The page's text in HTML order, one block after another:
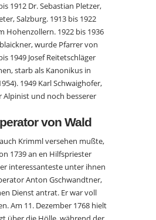
1912 Dr. Sebastian Pletzer,
Salzburg. 1913 bis 1922
Hohenzollern. 1922 bis 1936
wurde Pfarrer von
1949 Josef Reitetschläger
starb als Kanonikus in
1949 Karl Schwaighofer,
Alpinist und noch besserer
von Wald
Krimml versehen mußte,
1739 an en Hilfspriester
interessanteste unter ihnen
Anton Gschwandtner,
Dienst antrat. Er war voll
Am 11. Dezember 1768 hielt